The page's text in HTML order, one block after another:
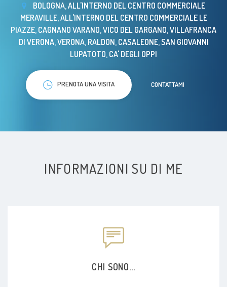
BOLOGNA, ALL'INTERNO DEL CENTRO COMMERCIALE
MERAVILLE, ALL'INTERNO DEL CENTRO COMMERCIALE LE
PIAZZE, CAGNANO VARANO, VICO DEL GARGANO, VILLAFRANCA
DI VERONA, VERONA, RALDON, CASALEONE, SAN GIOVANNI
LUPATOTO, CA' DEGLI OPPI
PRENOTA UNA VISITA CONTATTAMI
INFORMAZIONI SU DI ME
CHI SONO...